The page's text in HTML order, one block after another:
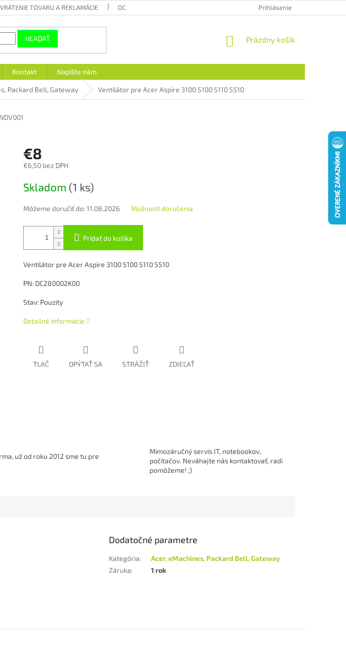
VRÁTENIE TOVARU A REKLAMÁCIE OCHRANA OSOBNÝCH ÚDAJOV HODNOTENIE OBCHODU
Prihlásenie
HĽADAŤ
NÁKUPNÝ
Prázdny košík
Kontakt Napíšte nám
Packard Bell, Gateway Ventilátor pre Acer Aspire 3100 5100 5110 5510
NDV001
€8
€6,50 bez DPH
cena:
Skladom (1 ks)
Môžeme doručiť do:11.08.2026 Možnosti doručenia
Pridať do košíka
Ventilátor pre Acer Aspire 3100 5100 5110 5510
PN: DC280002K00
Stav: Pouzity
Detailné informácie
TLAČ OPÝTAŤ SA STRÁŽIŤ ZDIEĽAŤ
už od roku 2012 sme tu pre
Mimozáručný servis IT, notebookov,
počítačov. Neváhajte nás kontaktovať, radi
pomôžeme! ;)
Dodatočné parametre
Kategória:
Acer, eMachines, Packard Bell, Gateway
Záruka: 1 rok